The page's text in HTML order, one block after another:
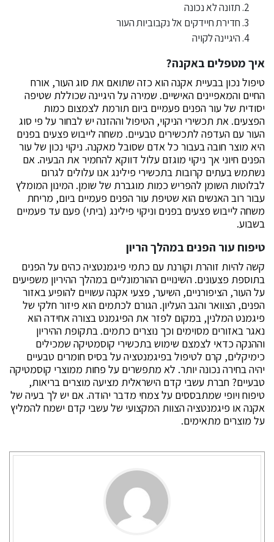
תזונה לא נכונה
חדירת חיידקים אל נקבוביות העור
היגיינה לקויה
איך מטפלים באקנה?
טיפול נכון בבעיית אקנה הוא כזה שתואם את סוג העור, אורח
החיים והמאפיינים האישיים. שמירה על היגיינה שכוללת שטיפה
יסודית של עור הפנים פעמיים ביום תורמת לצמצום כמות
הפצעים. את תכשירי הניקוי, הטיפול וההזנה יש לבחור על פי סוג
העור עם העדפה לתכשירים טבעיים. משחה לייבוש פצעים בפנים
היא מוצר חובה בעבור כל אדם שסובל מאקנה. ניקוי נכון של עור
הפנים חיוני אך ניקוי מוגזם עלול דווקא להחמיר את הבעיה. אם
נשתמש בעתים קרובות בתכשירי פילינג אנו עלולים לגרום
לבלוטות השומן להפריש כמות מוגברת של שומן. המינון המומלץ
עבור רוב האנשים הוא שטיפת עור הפנים פעמיים ביום, מריחת
משחה לייבוש פצעים בפנים וניקוי פילינג (ביתי) פעם עד פעמיים
בשבוע.
טיפוח עור הפנים במהלך הריון
קשה להיות זוהרת וקורנת עם כתמי פיגמנטציה כהים על הפנים
בתוספת פצעונים. השינויים ההורמונליים במהלך ההיריון משפיעים
על העור, הציפורניים, השיער, פצעי אקנה עשויים להופיע באזור
הפנים, הצוואר והגב העליון. הגורם לכתמים הוא פיזור חלקי של
פיגמנט המלנין, במקום לפזר את הפיגמנט בצורה אחידה הוא
נאגר באזורים מסוימים וכך נוצרים כתמים. בתקופת ההיריון
וההנקה כדאי לצמצם שימוש בתכשירי קוסמטיקה שמכילים
כימיקלים, קרם לטיפול בפיגמנטציה על בסיס חומרים טבעיים
יהיה בחירה נכונה יותר. לא מתפשרים על פחות ממוצרי קוסמטיקה
טבעיים? חברת עשבי קדם הישראלית מציעה מוצרים בריאות,
טיפוח ויופי שמתבססים על צמחי מדבר יהודה. אם יש לך בעיה של
אקנה או פיגמנטציה הצוות המקצועי של עשבי קדם ישמח להמליץ
על מוצרים מתאימים.